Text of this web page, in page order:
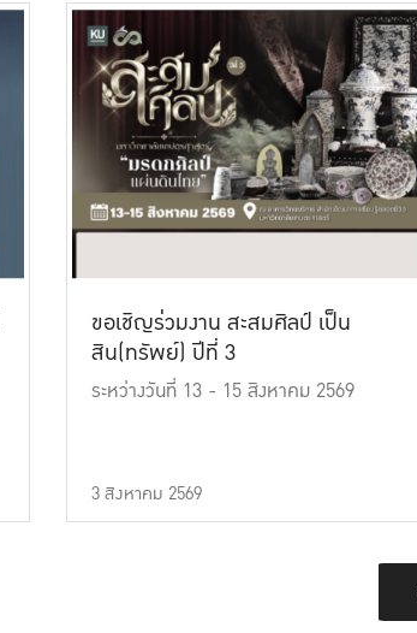
ขอเชิญร่วมงาน สะสมศิลป์ เป็น
สิน(ทรัพย์) ปีที่ 3
ระหว่างวันที่ 13 - 15 สิงหาคม 2569
3 สิงหาคม 2569